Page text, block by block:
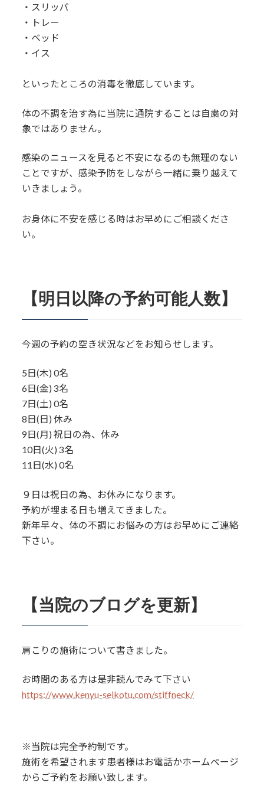
・スリッパ
・トレー
・ベッド
・イス
といったところの消毒を徹底しています。
体の不調を治す為に当院に通院することは自粛の対
象ではありません。
感染のニュースを見ると不安になるのも無理のない
ことですが、感染予防をしながら一緒に乗り越えて
いきましょう。
お身体に不安を感じる時はお早めにご相談くださ
い。
【明日以降の予約可能人数】
今週の予約の空き状況などをお知らせします。
5日(木) 0名
6日(金) 3名
7日(土) 0名
8日(日) 休み
9日(月) 祝日の為、休み
10日(火) 3名
11日(水) 0名
９日は祝日の為、お休みになります。
予約が埋まる日も増えてきました。
新年早々、体の不調にお悩みの方はお早めにご連絡
下さい。
【当院のブログを更新】
肩こりの施術について書きました。
お時間のある方は是非読んでみて下さい
https://www.kenyu-seikotu.com/stiffneck/
※当院は完全予約制です。
施術を希望されます患者様はお電話かホームページ
からご予約をお願い致します。